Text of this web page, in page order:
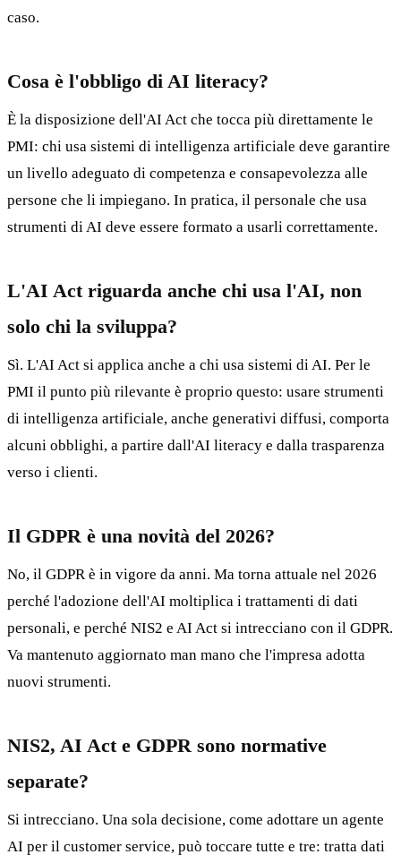
caso.
Cosa è l'obbligo di AI literacy?
È la disposizione dell'AI Act che tocca più direttamente le
PMI: chi usa sistemi di intelligenza artificiale deve garantire
un livello adeguato di competenza e consapevolezza alle
persone che li impiegano. In pratica, il personale che usa
strumenti di AI deve essere formato a usarli correttamente.
L'AI Act riguarda anche chi usa l'AI, non
solo chi la sviluppa?
Sì. L'AI Act si applica anche a chi usa sistemi di AI. Per le
PMI il punto più rilevante è proprio questo: usare strumenti
di intelligenza artificiale, anche generativi diffusi, comporta
alcuni obblighi, a partire dall'AI literacy e dalla trasparenza
verso i clienti.
Il GDPR è una novità del 2026?
No, il GDPR è in vigore da anni. Ma torna attuale nel 2026
perché l'adozione dell'AI moltiplica i trattamenti di dati
personali, e perché NIS2 e AI Act si intrecciano con il GDPR.
Va mantenuto aggiornato man mano che l'impresa adotta
nuovi strumenti.
NIS2, AI Act e GDPR sono normative
separate?
Si intrecciano. Una sola decisione, come adottare un agente
AI per il customer service, può toccare tutte e tre: tratta dati